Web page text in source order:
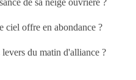
ciel offre en abondance ?
du matin d'alliance ?